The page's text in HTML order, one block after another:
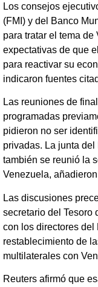
Los consejos
(FMI) y del Banco
para tratar el tema
expectativas de que
para reactivar su
indicaron fuentes
Las reuniones de
programadas
pidieron no ser
privadas. La junta
también se reunió la
Venezuela,
Las discusiones
secretario del Tesoro
con los directores del
restablecimiento de
multilaterales con
Reuters afirmó que